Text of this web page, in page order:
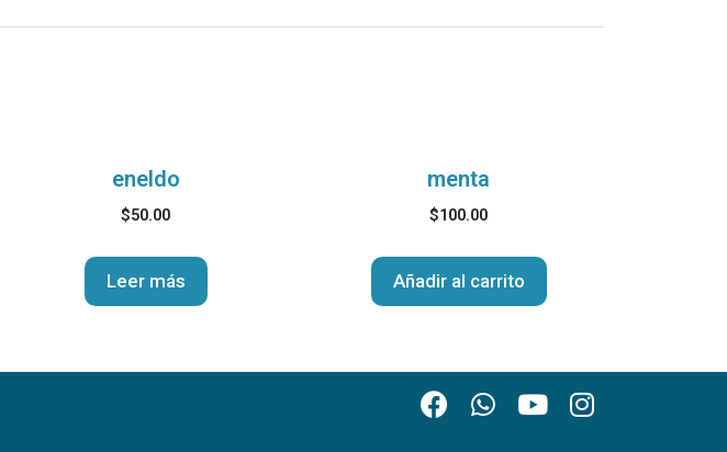
eneldo
$50.00
Leer más
menta
$100.00
Añadir al carrito